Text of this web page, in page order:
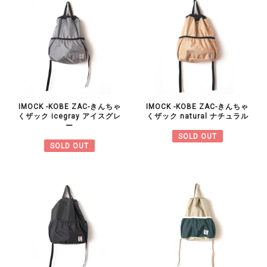
IMOCK -KOBE ZAC-きんちゃ
くザック icegray アイスグレ
ー
SOLD OUT
IMOCK -KOBE ZAC-きんちゃ
くザック natural ナチュラル
SOLD OUT